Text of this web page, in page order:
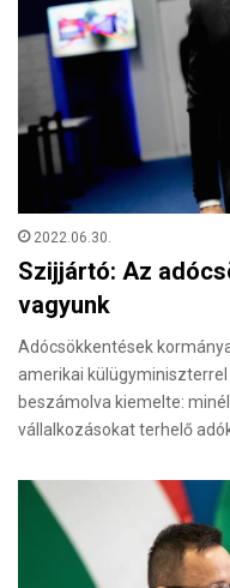
2022.06.30.
Szijjártó: Az
vagyunk
Adócsökkentések
amerikai
beszámolva kiemelte:
vállalkozásokat terhelő